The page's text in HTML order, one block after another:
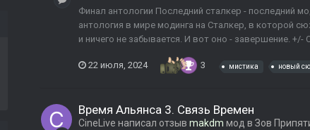
Финал антологии Последний сталкер - последний
антология в мире модинга на Сталкер, в которой
и ничего не забывается. И вот оно - завершение.
22 июля, 2024 3 мистика новый
Время Альянса 3. Связь Времен
CineLive написал отзыв makdm мод в Зов